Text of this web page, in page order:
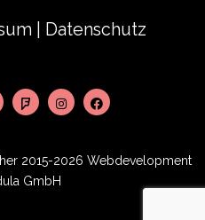
Datenschutz
2015-2026 Webdevelopment
GmbH